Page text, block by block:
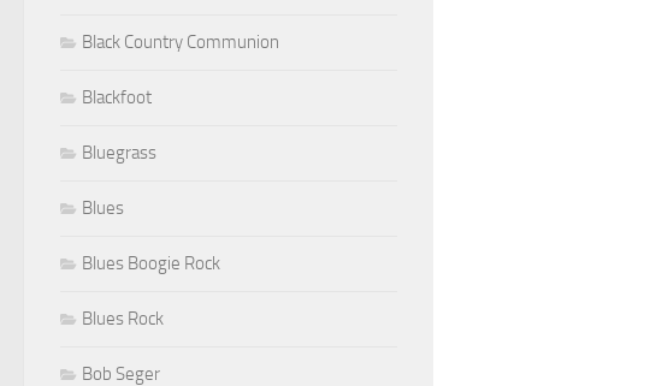
Black Country Communion
Blackfoot
Bluegrass
Blues
Blues Boogie Rock
Blues Rock
Bob Seger